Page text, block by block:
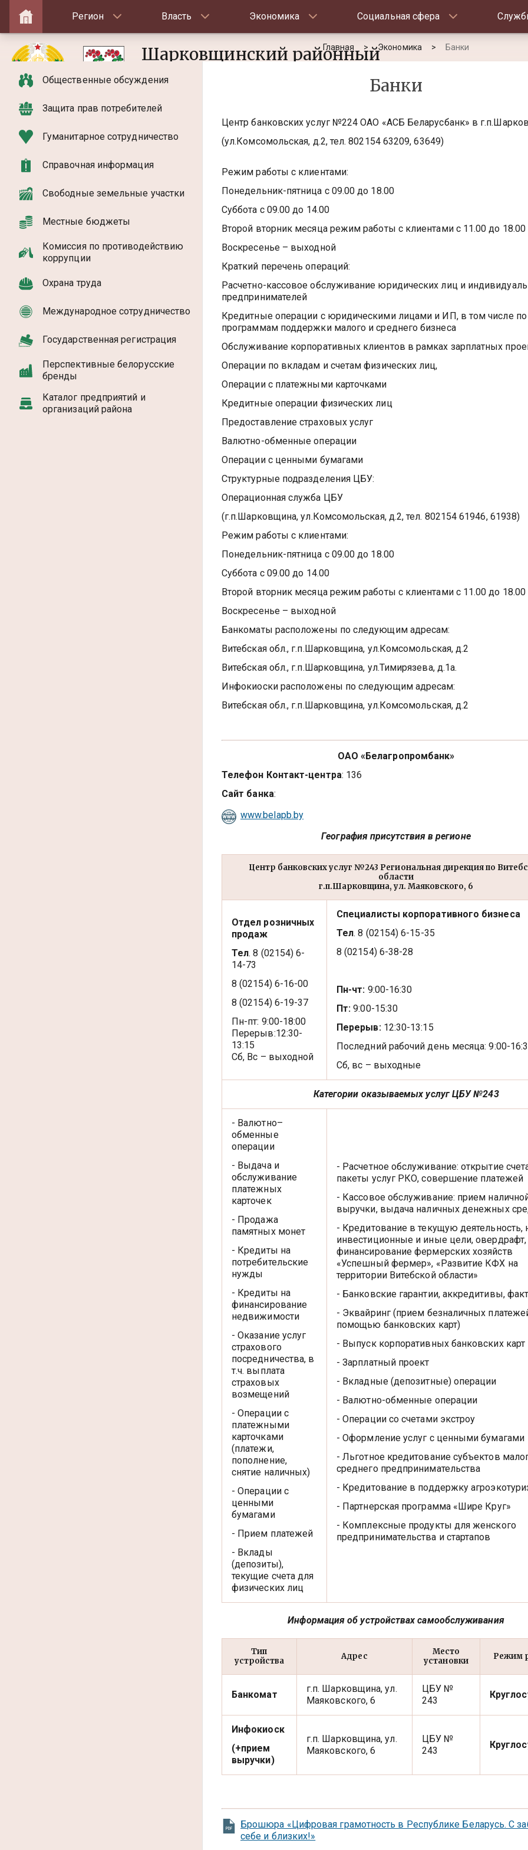
Регион Власть Экономика Социальная сфера
Шарковщинский районный
исполнительный комитет
Главная Экономика Банки
Общественные обсуждения
Защита прав потребителей
Гуманитарное сотрудничество
Справочная информация
Свободные земельные участки
Местные бюджеты
Комиссия по противодействию
коррупции
Охрана труда
Международное сотрудничество
Государственная регистрация
Перспективные белорусские
бренды
Каталог предприятий и
организаций района
Банки
Центр банковских услуг №224 ОАО «АСБ Беларусбанк» в
(ул.Комсомольская, д.2, тел. 802154 63209, 63649)
Режим работы с клиентами:
Понедельник-пятница с 09.00 до 18.00
Суббота с 09.00 до 14.00
Второй вторник месяца режим работы с клиентами с 11.00 до 18.00
Воскресенье – выходной
Краткий перечень операций:
Расчетно-кассовое обслуживание юридических лиц и
предпринимателей
Кредитные операции с юридическими лицами и ИП, в том числе по
программам поддержки малого и среднего бизнеса
Обслуживание корпоративных клиентов в рамках зарплатных
Операции по вкладам и счетам физических лиц,
Операции с платежными карточками
Кредитные операции физических лиц
Предоставление страховых услуг
Валютно-обменные операции
Операции с ценными бумагами
Структурные подразделения ЦБУ:
Операционная служба ЦБУ
(г.п.Шарковщина, ул.Комсомольская, д.2, тел. 802154 61946, 61938)
Режим работы с клиентами:
Понедельник-пятница с 09.00 до 18.00
Суббота с 09.00 до 14.00
Второй вторник месяца режим работы с клиентами с 11.00 до 18.00
Воскресенье – выходной
Банкоматы расположены по следующим адресам:
Витебская обл., г.п.Шарковщина, ул.Комсомольская, д.2
Витебская обл., г.п.Шарковщина, ул.Тимирязева, д.1а.
Инфокиоски расположены по следующим адресам:
Витебская обл., г.п.Шарковщина, ул.Комсомольская, д.2
ОАО «Белагропромбанк»
Телефон Контакт-центра: 136
Сайт банка:
www.belapb.by
География присутствия в регионе
Центр банковских услуг №243 Региональная дирекция по
области
г.п.Шарковщина, ул. Маяковского, 6
Отдел розничных
продаж
Тел. 8 (02154) 6-
14-73
8 (02154) 6-16-00
8 (02154) 6-19-37
Пн-пт: 9:00-18:00
Перерыв:12:30-
13:15
Сб, Вс – выходной
Специалисты корпоративного бизнеса
Тел. 8 (02154) 6-15-35
8 (02154) 6-38-28
Пн-чт: 9:00-16:30
Пт: 9:00-15:30
Перерыв:12:30-13:15
Последний рабочий день месяца: 9:00-
Сб, вс – выходные
Категории оказываемых услуг ЦБУ №243
- Валютно–
обменные
операции
- Выдача и
обслуживание
платежных
карточек
- Продажа
памятных монет
- Кредиты на
потребительские
нужды
- Кредиты на
финансирование
недвижимости
- Оказание услуг
страхового
посредничества, в
т.ч. выплата
страховых
возмещений
- Операции с
платежными
карточками
(платежи,
пополнение,
снятие наличных)
- Операции с
ценными
бумагами
- Прием платежей
- Вклады
(депозиты),
текущие счета для
физических лиц
- Расчетное обслуживание: открытие
пакеты услуг РКО, совершение платежей
- Кассовое обслуживание: прием
выручки, выдача наличных денежных
- Кредитование в текущую деятельность,
инвестиционные и иные цели, овердрафт,
финансирование фермерских хозяйств
«Успешный фермер», «Развитие КФХ на
территории Витебской области»
- Банковские гарантии, аккредитивы,
- Эквайринг (прием безналичных
помощью банковских карт)
- Выпуск корпоративных банковских карт
- Зарплатный проект
- Вкладные (депозитные) операции
- Валютно-обменные операции
- Операции со счетами экстроу
- Оформление услуг с ценными бумагами
- Льготное кредитование субъектов
среднего предпринимательства
- Кредитование в поддержку
- Партнерская программа «Шире Круг»
- Комплексные продукты для женского
предпринимательства и стартапов
Информация об устройствах самообслуживания
Тип
устройства
Адрес
Место
установки
Режим
Банкомат
г.п. Шарковщина, ул.
Маяковского, 6
ЦБУ №
243
Инфокиоск
(+прием
выручки)
г.п. Шарковщина, ул.
Маяковского, 6
ЦБУ №
243
Брошюра «Цифровая грамотность в Республике Беларусь. С
себе и близких!»